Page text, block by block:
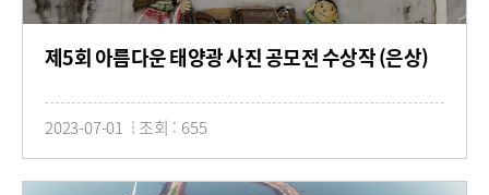
제5회 아름다운 태양광 사진 공모전 수상작 (은상)
2023-07-01 조회 : 655